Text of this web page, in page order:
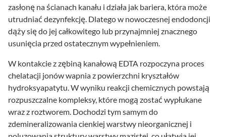
zasłonę na ścianach kanału i działa jak bariera, która może
utrudniać dezynfekcję. Dlatego w nowoczesnej endodoncji
dąży się do jej całkowitego lub przynajmniej znacznego
usunięcia przed ostatecznym wypełnieniem.
W kontakcie z zębiną kanałową EDTA rozpoczyna proces
chelatacji jonów wapnia z powierzchni kryształów
hydroksyapatytu. W wyniku reakcji chemicznych powstają
rozpuszczalne kompleksy, które mogą zostać wypłukane
wraz z roztworem. Dochodzi tym samym do
zdemineralizowania cienkiej warstwy nieorganicznej i